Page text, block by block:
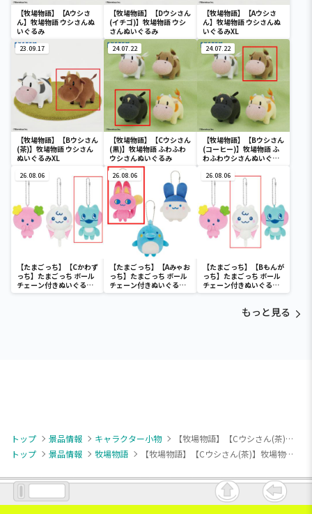
【牧場物語】【Aウシさ
ん】牧場物語 ウシさんぬ
いぐるみ
【牧場物語】【Dウシさん
(イチゴ)】牧場物語 ウシ
さんぬいぐるみ
【牧場物語】【Aウシさ
ん】牧場物語 ウシさんぬ
いぐるみXL
23.09.17
【牧場物語】【Bウシさん
(茶)】牧場物語 ウシさん
ぬいぐるみXL
24.07.22
【牧場物語】【Cウシさん
(黒)】牧場物語 ふわふわ
ウシさんぬいぐるみ
24.07.22
【牧場物語】【Bウシさん
(コーヒー)】牧場物語 ふ
わふわウシさんぬいぐる
26.08.06
【たまごっち】【Cかわず
っち】たまごっち ボール
チェーン付きぬいぐるみ
～Tamagotchi
26.08.06
【たまごっち】【Aみゃお
っち】たまごっち ボール
チェーン付きぬいぐるみ
～Tamagotchi
26.08.06
【たまごっち】【Bもんが
っち】たまごっち ボール
チェーン付きぬいぐるみ
～Tamagotchi
もっと見る
トップ 景品情報 キャラクター小物
【牧場物語】【Cウシさん(茶)】牧場物語 ボールチェーン付きすやすやウシさんぬいぐるみ
トップ
景品情報 牧場物語 【牧場物語】【Cウシさん(茶)】牧場物語 ボールチェーン付きすやすやウシさんぬいぐるみ